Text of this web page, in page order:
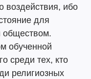
воздействия, ибо
для
обществом.
обученной
среди тех, кто
религиозных